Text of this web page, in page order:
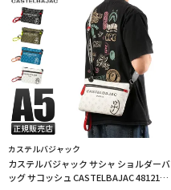
カステルバジャック
カステルバジャック サシャ ショルダーバ
ッグ サコッシュ CASTELBAJAC 48121